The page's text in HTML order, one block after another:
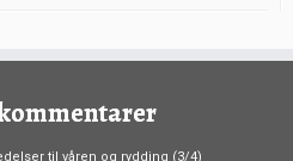
til våren og rydding (3/4)